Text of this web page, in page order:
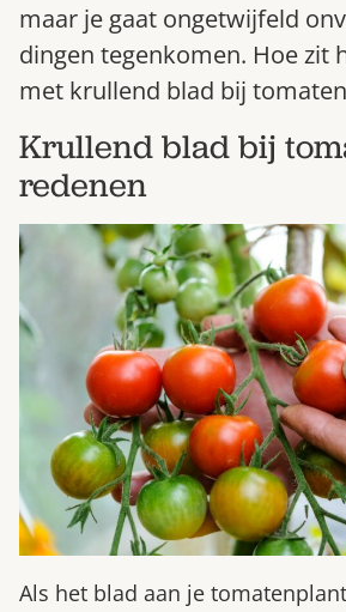
Gardeners’ World
Abonneer
maar je gaat ongetwijfeld
dingen tegenkomen. Hoe zit
met krullend blad bij
Krullend blad bij
redenen
Als het blad aan je